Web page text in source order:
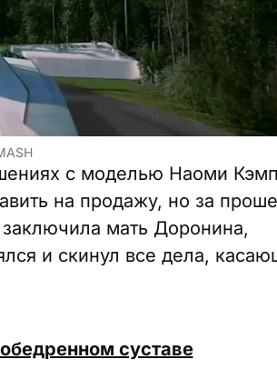
с моделью Наоми
на продажу, но за
мать Доронина,
и скинул все дела,
суставе